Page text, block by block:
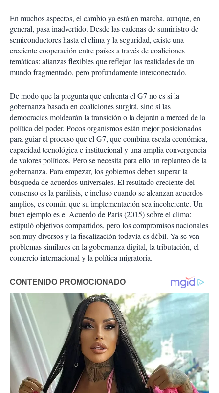
En muchos aspectos, el cambio ya está en marcha, aunque, en
general, pasa inadvertido. Desde las cadenas de suministro de
semiconductores hasta el clima y la seguridad, existe una
creciente cooperación entre países a través de coaliciones
temáticas: alianzas flexibles que reflejan las realidades de un
mundo fragmentado, pero profundamente interconectado.
De modo que la pregunta que enfrenta el G7 no es si la
gobernanza basada en coaliciones surgirá, sino si las
democracias moldearán la transición o la dejarán a merced de la
política del poder. Pocos organismos están mejor posicionados
para guiar el proceso que el G7, que combina escala económica,
capacidad tecnológica e institucional y una amplia convergencia
de valores políticos. Pero se necesita para ello un replanteo de la
gobernanza. Para empezar, los gobiernos deben superar la
búsqueda de acuerdos universales. El resultado creciente del
consenso es la parálisis, e incluso cuando se alcanzan acuerdos
amplios, es común que su implementación sea incoherente. Un
buen ejemplo es el Acuerdo de París (2015) sobre el clima:
estipuló objetivos compartidos, pero los compromisos nacionales
son muy diversos y la fiscalización todavía es débil. Ya se ven
problemas similares en la gobernanza digital, la tributación, el
comercio internacional y la política migratoria.